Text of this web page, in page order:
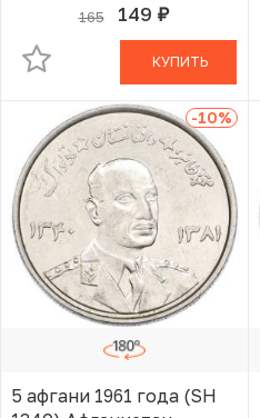
165 149 руб.
В КОРЗИНЕ
КУПИТЬ
-10%
5 афгани 1961 года (SH